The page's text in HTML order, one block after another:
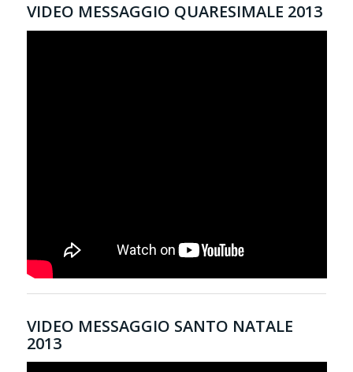
VIDEO MESSAGGIO QUARESIMALE 2013
VIDEO MESSAGGIO SANTO NATALE
2013